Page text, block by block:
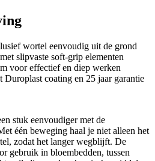
wortel eenvoudig uit de grond
slipvaste soft-grip elementen
voor effectief en diep werken
Duroplast coating en 25 jaar garantie
stuk eenvoudiger met de
één beweging haal je niet alleen het
zodat het langer wegblijft. De
gebruik in bloembedden, tussen